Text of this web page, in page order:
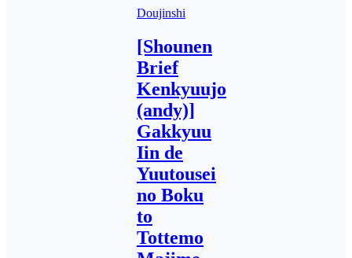
Doujinshi
[Shounen
Brief
Kenkyuujo
(andy)]
Gakkyuu
Iin de
Yuutousei
no Boku
to
Tottemo